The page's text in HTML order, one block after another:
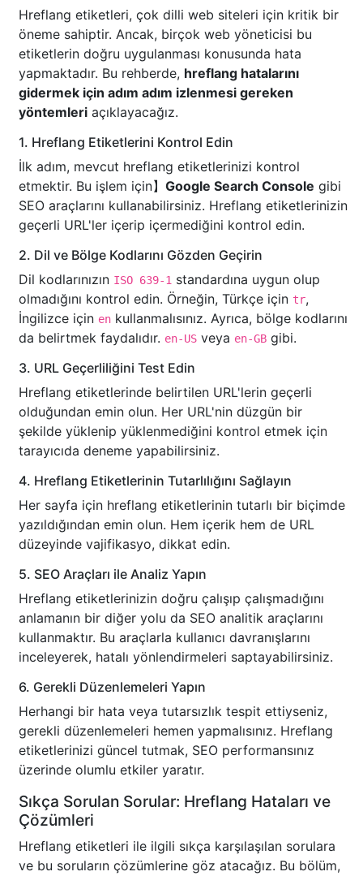
Hreflang etiketleri, çok dilli web siteleri için kritik bir
öneme sahiptir. Ancak, birçok web yöneticisi bu
etiketlerin doğru uygulanması konusunda hata
yapmaktadır. Bu rehberde, hreflang hatalarını
gidermek için adım adım izlenmesi gereken
yöntemleri açıklayacağız.
1. Hreflang Etiketlerini Kontrol Edin
İlk adım, mevcut hreflang etiketlerinizi kontrol
etmektir. Bu işlem için】 Google Search Console gibi
SEO araçlarını kullanabilirsiniz. Hreflang etiketlerinizin
geçerli URL'ler içerip içermediğini kontrol edin.
2. Dil ve Bölge Kodlarını Gözden Geçirin
Dil kodlarınızın ISO 639-1 standardına uygun olup
olmadığını kontrol edin. Örneğin, Türkçe için tr,
İngilizce için en kullanmalısınız. Ayrıca, bölge kodlarını
da belirtmek faydalıdır. en-US veya en-GB gibi.
3. URL Geçerliliğini Test Edin
Hreflang etiketlerinde belirtilen URL'lerin geçerli
olduğundan emin olun. Her URL'nin düzgün bir
şekilde yüklenip yüklenmediğini kontrol etmek için
tarayıcıda deneme yapabilirsiniz.
4. Hreflang Etiketlerinin Tutarlılığını Sağlayın
Her sayfa için hreflang etiketlerinin tutarlı bir biçimde
yazıldığından emin olun. Hem içerik hem de URL
düzeyinde vajifikasyo, dikkat edin.
5. SEO Araçları ile Analiz Yapın
Hreflang etiketlerinizin doğru çalışıp çalışmadığını
anlamanın bir diğer yolu da SEO analitik araçlarını
kullanmaktır. Bu araçlarla kullanıcı davranışlarını
inceleyerek, hatalı yönlendirmeleri saptayabilirsiniz.
6. Gerekli Düzenlemeleri Yapın
Herhangi bir hata veya tutarsızlık tespit ettiyseniz,
gerekli düzenlemeleri hemen yapmalısınız. Hreflang
etiketlerinizi güncel tutmak, SEO performansınız
üzerinde olumlu etkiler yaratır.
Sıkça Sorulan Sorular: Hreflang Hataları ve
Çözümleri
Hreflang etiketleri ile ilgili sıkça karşılaşılan sorulara
ve bu soruların çözümlerine göz atacağız. Bu bölüm,